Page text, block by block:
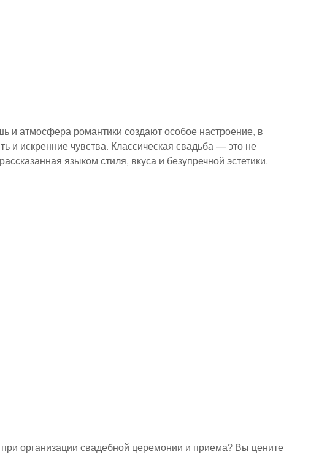
и атмосфера романтики создают особое настроение, в
и искренние чувства. Классическая свадьба — это не
языком стиля, вкуса и безупречной эстетики.
организации свадебной церемонии и приема? Вы цените